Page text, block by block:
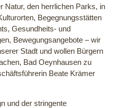
Natur, den herrlichen Parks, in
Begegnungsstätten
Gesundheits- und
Bewegungsangebote – wir
Stadt und wollen Bürgern
Bad Oeynhausen zu
Beate Krämer
und der stringente